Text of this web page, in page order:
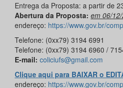
Entrega da Proposta: a partir de
Abertura da Proposta: em 06/
endereço: https://www.gov.br/
Telefone: (0xx79) 3194 6991
Telefone: (0xx79) 3194 6960 /
E-mail: coliciufs@gmail.com
Clique aqui para BAIXAR o
endereço: https://www.gov.br/